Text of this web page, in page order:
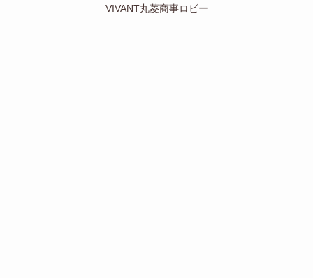
VIVANT丸菱商事ロビー